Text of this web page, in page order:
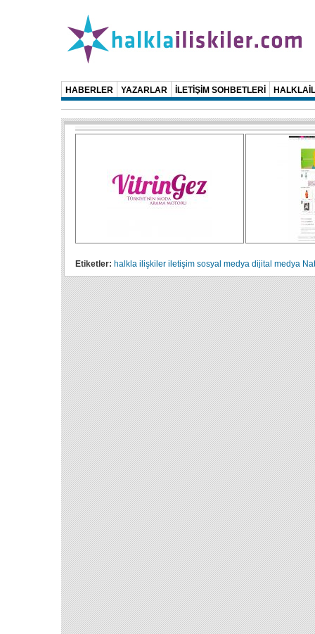
HABERLER YAZARLAR İLETİŞİM SOHBETLERİ
Etiketler: halkla ilişkiler iletişim sosyal medya dijital medya